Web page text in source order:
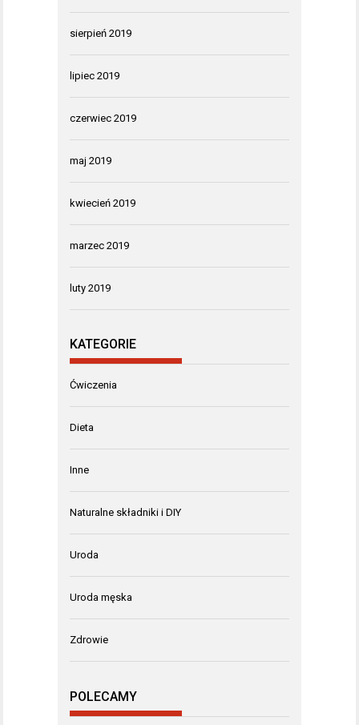
sierpień 2019
lipiec 2019
czerwiec 2019
maj 2019
kwiecień 2019
marzec 2019
luty 2019
KATEGORIE
Ćwiczenia
Dieta
Inne
Naturalne składniki i DIY
Uroda
Uroda męska
Zdrowie
POLECAMY